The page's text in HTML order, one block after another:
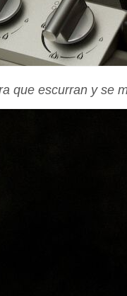
que escurran y se